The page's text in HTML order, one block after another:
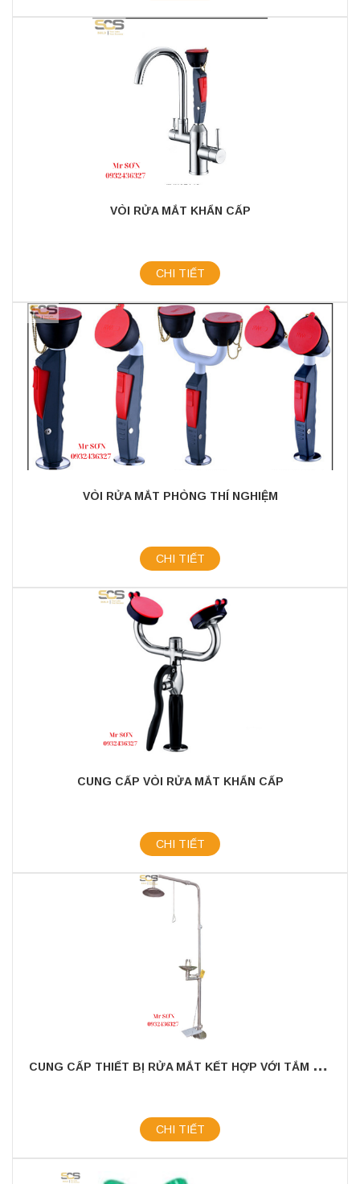
VÒI RỬA MẮT KHẨN CẤP
CHI TIẾT
VÒI RỬA MẮT PHÒNG THÍ NGHIỆM
CHI TIẾT
CUNG CẤP VÒI RỬA MẮT KHẨN CẤP
CHI TIẾT
C
UNG CẤP THIẾT BỊ RỬA MẮT KẾT HỢP VỚI TẮM KHẨN CẤP
CHI TIẾT